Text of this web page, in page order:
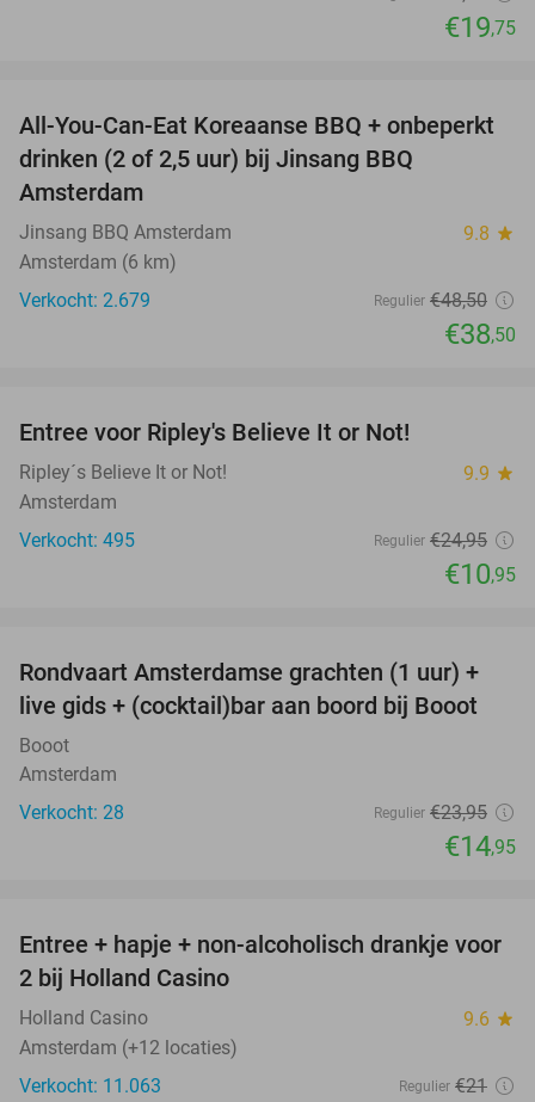
€19,75
21%
All-You-Can-Eat Koreaanse BBQ + onbeperkt
drinken (2 of 2,5 uur) bij Jinsang BBQ
Amsterdam
Jinsang BBQ Amsterdam 9.8 star
Amsterdam (6 km)
Verkocht: 2.679
Regulier €48,50
€38,50
Entree voor Ripley's Believe It or Not!
Ripley´s Believe It or Not! 9.9 star
Amsterdam
Verkocht: 495
Regulier €24,95
€10,95
38%
Rondvaart Amsterdamse grachten (1 uur) +
live gids + (cocktail)bar aan boord bij Booot
Booot
Amsterdam
Verkocht: 28
Regulier €23,95
€14,95
52%
Entree + hapje + non-alcoholisch drankje voor
2 bij Holland Casino
Holland Casino 9.6 star
Amsterdam (+12 locaties)
Verkocht: 11.063
Regulier €21